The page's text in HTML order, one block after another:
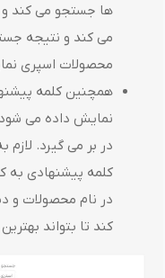
ها جستجو می کند و
می کند و نتیجه
محصولات اسپری
همچنین کلمه
نمایش داده می شود
کلمه پیشنهادی به
در نام محصولات
کند تا بتواند